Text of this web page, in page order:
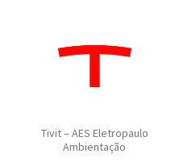
Tivit – AES Eletropaulo
Ambientação